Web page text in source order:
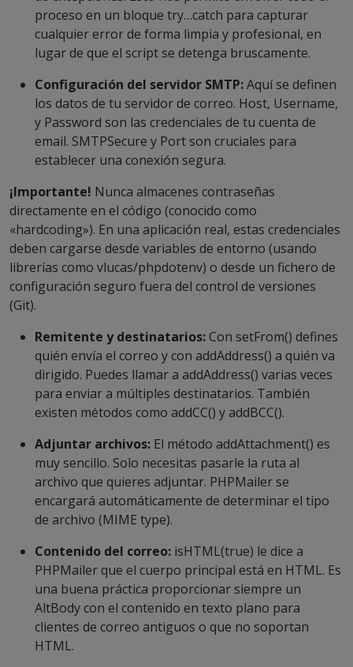
proceso en un bloque try…catch para capturar
cualquier error de forma limpia y profesional, en
lugar de que el script se detenga bruscamente.
Configuración del servidor SMTP:Aquí se definen
los datos de tu servidor de correo. Host, Username,
y Password son las credenciales de tu cuenta de
email. SMTPSecure y Portson cruciales para
establecer una conexión segura.
¡Importante! Nunca almacenes contraseñas
directamente en el código (conocido como
«hardcoding»). En una aplicación real, estas credenciales
deben cargarse desde variables de entorno (usando
librerías como vlucas/phpdotenv) o desde un fichero de
configuración seguro fuera del control de versiones
(Git).
Remitente y destinatarios:Con setFrom() defines
quién envía el correo y con addAddress() a quién va
dirigido. Puedes llamar a addAddress() varias veces
para enviar a múltiples destinatarios. También
existen métodos como addCC() yaddBCC().
Adjuntar archivos: El método addAttachment() es
muy sencillo. Solo necesitas pasarle la ruta al
archivo que quieres adjuntar. PHPMailer se
encargará automáticamente de determinar el tipo
de archivo (MIME type).
Contenido del correo: isHTML(true) le dice a
PHPMailer que el cuerpo principal está en HTML. Es
una buena práctica proporcionar siempre un
AltBodycon el contenido en texto plano para
clientes de correo antiguos o que no soportan
HTML.